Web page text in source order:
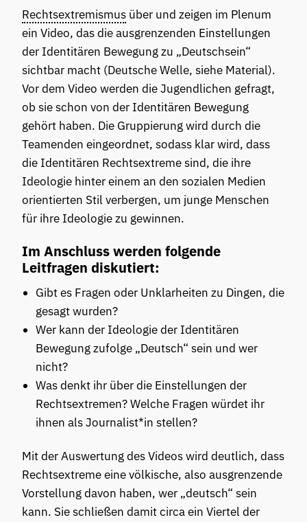
Rechtsextremismus über und zeigen im Plenum
ein Video, das die ausgrenzenden Einstellungen
der Identitären Bewegung zu „Deutschsein“
sichtbar macht (Deutsche Welle, siehe Material).
Vor dem Video werden die Jugendlichen gefragt,
ob sie schon von der Identitären Bewegung
gehört haben. Die Gruppierung wird durch die
Teamenden eingeordnet, sodass klar wird, dass
die Identitären Rechtsextreme sind, die ihre
Ideologie hinter einem an den sozialen Medien
orientierten Stil verbergen, um junge Menschen
für ihre Ideologie zu gewinnen.
Im Anschluss werden folgende
Leitfragen diskutiert:
Gibt es Fragen oder Unklarheiten zu Dingen, die
gesagt wurden?
Wer kann der Ideologie der Identitären
Bewegung zufolge „Deutsch“ sein und wer
nicht?
Was denkt ihr über die Einstellungen der
Rechtsextremen? Welche Fragen würdet ihr
ihnen als Journalist*in stellen?
Mit der Auswertung des Videos wird deutlich, dass
Rechtsextreme eine völkische, also ausgrenzende
Vorstellung davon haben, wer „deutsch“ sein
kann. Sie schließen damit circa ein Viertel der